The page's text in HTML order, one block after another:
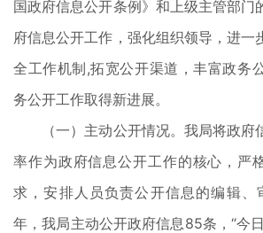
国政府信息公开条例》和上级主管部门
府信息公开工作，强化组织领导，进一
全工作机制,拓宽公开渠道，丰富政务
务公开工作取得新进展。
（一）主动公开情况。我局将政府
率作为政府信息公开工作的核心，严
求，安排人员负责公开信息的编辑
年，我局主动公开政府信息85条，“今